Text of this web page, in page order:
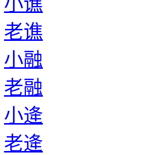
老谯
小融
老融
小逄
老逄